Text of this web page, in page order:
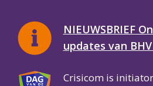
NIEUWSBRIEF
updates van
Crisicom is